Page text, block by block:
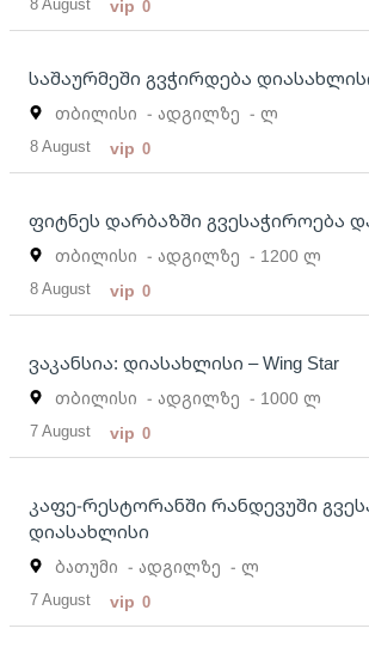
vip 0
საშაურმეში გვჭირდება
თბილისი - ადგილზე - ლ
8 August vip 0
ფიტნეს დარბაზში გვესაჭიროება
თბილისი - ადგილზე - 1200 ლ
8 August vip 0
ვაკანსია: დიასახლისი – Wing Star
თბილისი - ადგილზე - 1000 ლ
7 August vip 0
კაფე-რესტორანში რანდევუში
დიასახლისი
ბათუმი - ადგილზე - ლ
7 August vip 0